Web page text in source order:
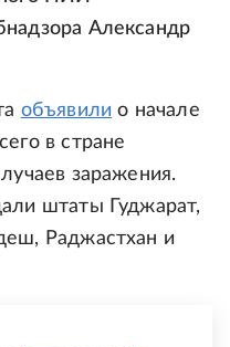
Александр
объявили о начале
в стране
заражения.
штаты Гуджарат,
Раджастхан и